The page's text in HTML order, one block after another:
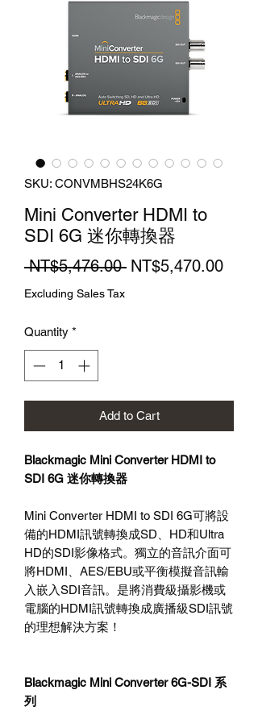
SKU: CONVMBHS24K6G
Mini Converter HDMI to
SDI 6G 迷你轉換器
NT$5,476.00 Regular
NT$5,470.00Sale
Excluding Sales Tax
Quantity *
Add to Cart
Blackmagic Mini Converter HDMI to
SDI 6G 迷你轉換器
Mini Converter HDMI to SDI 6G可將設
備的HDMI訊號轉換成SD、HD和Ultra
HD的SDI影像格式。獨立的音訊介面可
將HDMI、AES/EBU或平衡模擬音訊輸
入嵌入SDI音訊。是將消費級攝影機或
電腦的HDMI訊號轉換成廣播級SDI訊號
的理想解決方案！
Blackmagic Mini Converter 6G-SDI 系
列